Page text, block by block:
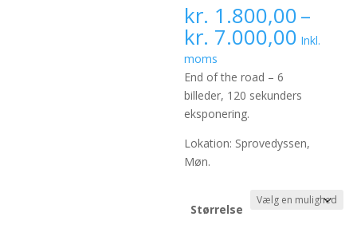
kr. 1.800,00–
kr. 7.000,00
kr.
kr.
Inkl.
moms
End of the road – 6
billeder, 120 sekunders
eksponering.
Lokation: Sprovedyssen,
Møn.
Størrelse